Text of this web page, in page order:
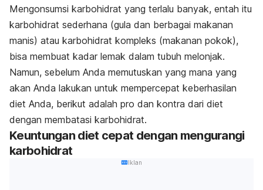
Mengonsumsi karbohidrat yang terlalu banyak, entah itu
karbohidrat sederhana (gula dan berbagai makanan
manis) atau karbohidrat kompleks (makanan pokok),
bisa membuat kadar lemak dalam tubuh melonjak.
Namun, sebelum Anda memutuskan yang mana yang
akan Anda lakukan untuk mempercepat keberhasilan
diet Anda, berikut adalah pro dan kontra dari diet
dengan membatasi karbohidrat.
Keuntungan diet cepat dengan mengurangi
karbohidrat
Iklan